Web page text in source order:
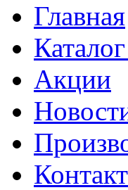
Главная
Акции